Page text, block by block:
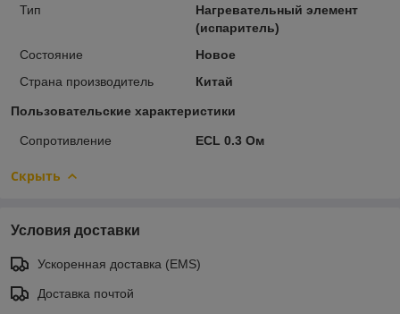
Тип
Нагревательный элемент
(испаритель)
Состояние
Новое
Страна производитель
Китай
Пользовательские характеристики
Сопротивление ECL 0.3 Ом
Скрыть
Условия доставки
Ускоренная доставка (EMS)
Доставка почтой